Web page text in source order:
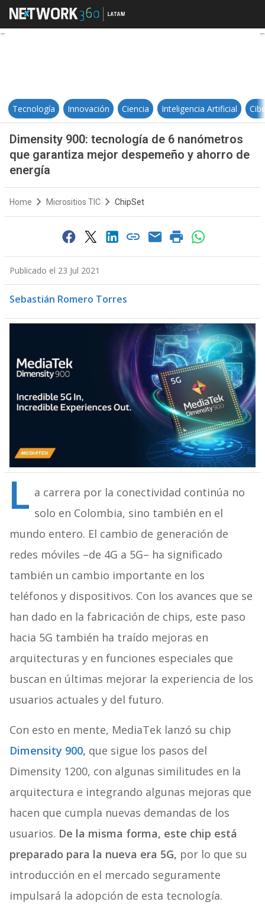
Dimensity 900: tecnología de 6
Tecnología Innovación Ciencia Inteligencia Artificial
Dimensity 900: tecnología de 6 nanómetros
que garantiza mejor despemeño y ahorro de
energía
Home Micrositios TIC ChipSet
Publicado el 23 Jul 2021
Sebastián Romero Torres
L a carrera por la conectividad continúa no
solo en Colombia, sino también en el
mundo entero. El cambio de generación de
redes móviles –de 4G a 5G– ha significado
también un cambio importante en los
teléfonos y dispositivos. Con los avances que se
han dado en la fabricación de chips, este paso
hacia 5G también ha traído mejoras en
arquitecturas y en funciones especiales que
buscan en últimas mejorar la experiencia de los
usuarios actuales y del futuro.
Con esto en mente, MediaTek lanzó su chip
Dimensity 900, que sigue los pasos del
Dimensity 1200, con algunas similitudes en la
arquitectura e integrando algunas mejoras que
hacen que cumpla nuevas demandas de los
usuarios. De la misma forma, este chip está
preparado para la nueva era 5G, por lo que su
introducción en el mercado seguramente
impulsará la adopción de esta tecnología.